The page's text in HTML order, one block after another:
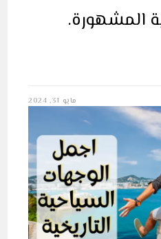
المشهورة.
مايو 31, 2024